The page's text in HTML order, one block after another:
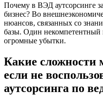
Почему в ВЭД аутсорсинге
бизнес? Во
нюансов, связанных со
базы. Один
огромные убытки.
Какие сложности
если не
аутсорсинга по